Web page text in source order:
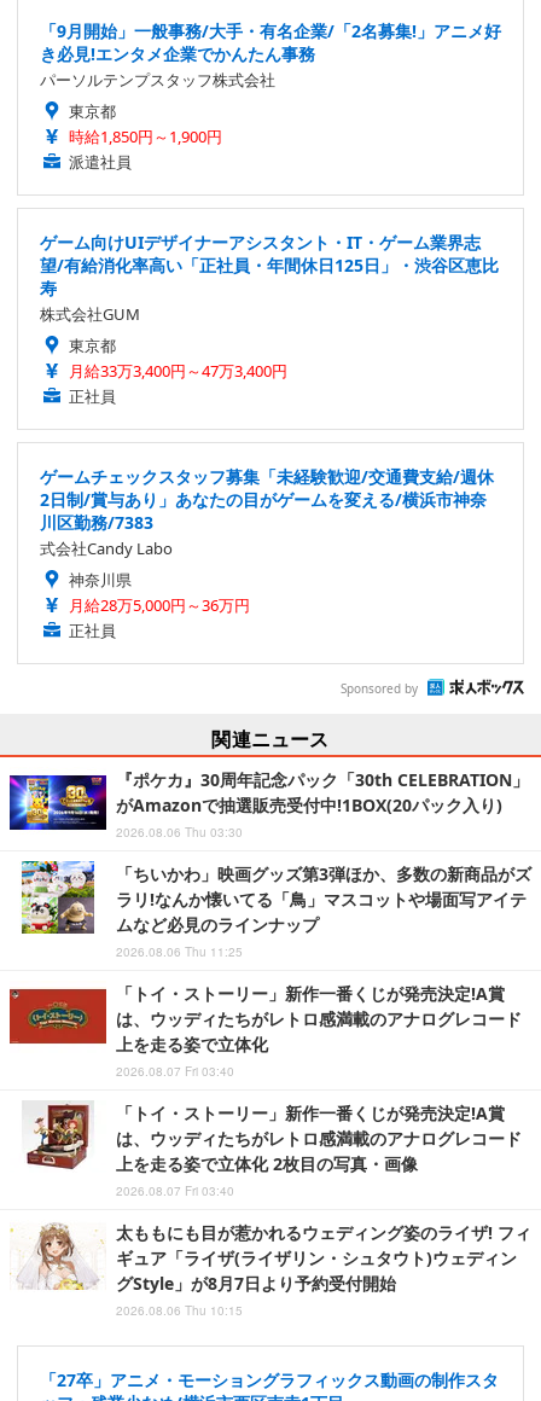
「9月開始」一般事務/大手・有名企業/「2名募集!」アニメ好
き必見!エンタメ企業でかんたん事務
パーソルテンプスタッフ株式会社
東京都
時給1,850円～1,900円
派遣社員
ゲーム向けUIデザイナーアシスタント・IT・ゲーム業界志
望/有給消化率高い「正社員・年間休日125日」・渋谷区恵比
寿
株式会社GUM
東京都
月給33万3,400円～47万3,400円
正社員
ゲームチェックスタッフ募集「未経験歓迎/交通費支給/週休
2日制/賞与あり」あなたの目がゲームを変える/横浜市神奈
川区勤務/7383
式会社Candy Labo
神奈川県
月給28万5,000円～36万円
正社員
Sponsored by
関連ニュース
『ポケカ』30周年記念パック「30th CELEBRATION」
がAmazonで抽選販売受付中!1BOX(20パック入り)
2026.08.06 Thu 03:30
「ちいかわ」映画グッズ第3弾ほか、多数の新商品がズ
ラリ!なんか懐いてる「鳥」マスコットや場面写アイテ
ムなど必見のラインナップ
2026.08.06 Thu 11:25
「トイ・ストーリー」新作一番くじが発売決定!A賞
は、ウッディたちがレトロ感満載のアナログレコード
上を走る姿で立体化
2026.08.07 Fri 03:40
「トイ・ストーリー」新作一番くじが発売決定!A賞
は、ウッディたちがレトロ感満載のアナログレコード
上を走る姿で立体化 2枚目の写真・画像
2026.08.07 Fri 03:40
太ももにも目が惹かれるウェディング姿のライザ! フィ
ギュア「ライザ(ライザリン・シュタウト)ウェディン
グStyle」が8月7日より予約受付開始
2026.08.06 Thu 10:15
「27卒」アニメ・モーショングラフィックス動画の制作スタ